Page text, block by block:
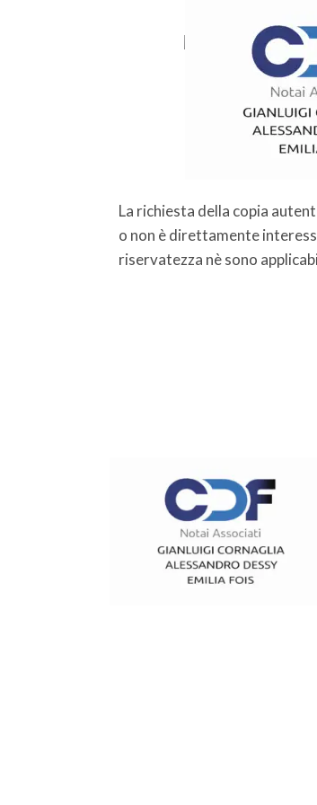
La richiesta della copia
o non è direttamente
riservatezza nè sono